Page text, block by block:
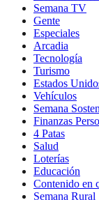
Semana TV
Gente
Especiales
Arcadia
Tecnología
Turismo
Estados
Vehículos
Semana
Finanzas
4 Patas
Salud
Loterías
Educación
Contenido en
Semana Rural